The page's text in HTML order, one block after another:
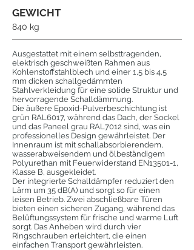
GEWICHT
840 kg
Ausgestattet mit einem selbsttragenden,
elektrisch geschweißten Rahmen aus
Kohlenstoffstahlblech und einer 1,5 bis 4,5
mm dicken schallgedämmten
Stahlverkleidung für eine solide Struktur und
hervorragende Schalldämmung.
Die äußere Epoxid-Pulverbeschichtung ist
grün RAL6017, während das Dach, der Sockel
und das Paneel grau RAL7012 sind, was ein
professionelles Design gewährleistet. Der
Innenraum ist mit schallabsorbierendem,
wasserabweisendem und ölbeständigem
Polyurethan mit Feuerwiderstand EN13501-1,
Klasse B, ausgekleidet.
Der integrierte Schalldämpfer reduziert den
Lärm um 35 dB(A) und sorgt so für einen
leisen Betrieb. Zwei abschließbare Türen
bieten einen sicheren Zugang, während das
Belüftungssystem für frische und warme Luft
sorgt. Das Anheben wird durch vier
Ringschrauben erleichtert, die einen
einfachen Transport gewährleisten.